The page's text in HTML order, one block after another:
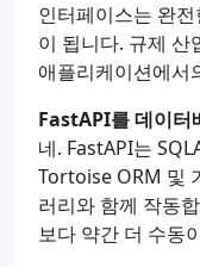
인터페이스는 완
이 됩니다. 규제 산
애플리케이션에서
FastAPI를 데이터
네. FastAPI는
Tortoise ORM 및
러리와 함께 작동
보다 약간 더 수동